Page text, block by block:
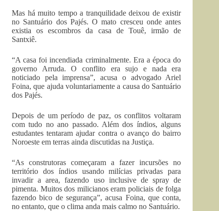
Mas há muito tempo a tranquilidade deixou de existir
no Santuário dos Pajés. O mato cresceu onde antes
existia os escombros da casa de Touê, irmão de
Santxiê.
“A casa foi incendiada criminalmente. Era a época do
governo Arruda. O conflito era sujo e nada era
noticiado pela imprensa”, acusa o advogado Ariel
Foina, que ajuda voluntariamente a causa do Santuário
dos Pajés.
Depois de um período de paz, os conflitos voltaram
com tudo no ano passado. Além dos índios, alguns
estudantes tentaram ajudar contra o avanço do bairro
Noroeste em terras ainda discutidas na Justiça.
“As construtoras começaram a fazer incursões no
território dos índios usando milícias privadas para
invadir a area, fazendo uso inclusive de spray de
pimenta. Muitos dos milicianos eram policiais de folga
fazendo bico de segurança”, acusa Foina, que conta,
no entanto, que o clima anda mais calmo no Santuário.